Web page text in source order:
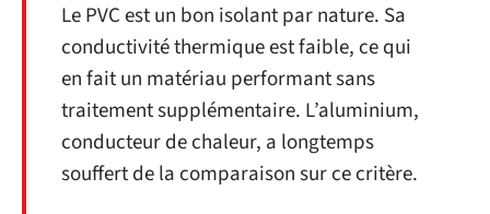
Le PVC est un bon isolant par nature. Sa
conductivité thermique est faible, ce qui
en fait un matériau performant sans
traitement supplémentaire. L’aluminium,
conducteur de chaleur, a longtemps
souffert de la comparaison sur ce critère.